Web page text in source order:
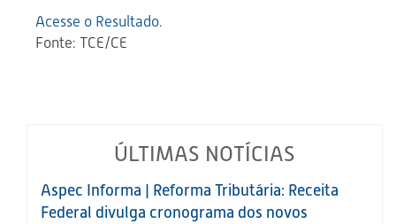
Acesse o Resultado.
Fonte: TCE/CE
ÚLTIMAS NOTÍCIAS
Aspec Informa | Reforma Tributária: Receita
Federal divulga cronograma dos novos